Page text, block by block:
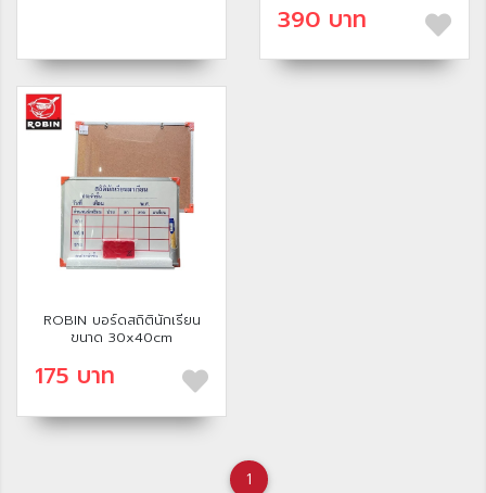
390 บาท
ROBIN บอร์ดสถิตินักเรียน
ขนาด 30x40cm
175 บาท
1